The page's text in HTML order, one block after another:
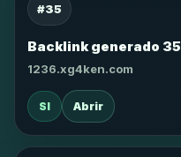
#35
Backlink generado 35
1236.xg4ken.com
SI Abrir